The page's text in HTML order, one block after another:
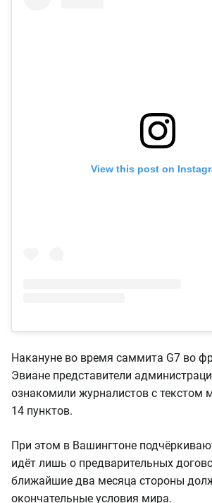
View this post on
Накануне во время саммита G7 во
Эвиане представители
ознакомили журналистов с текстом
14 пунктов.
При этом в Вашингтоне
идёт лишь о предварительных
ближайшие два месяца стороны
окончательные условия мира.